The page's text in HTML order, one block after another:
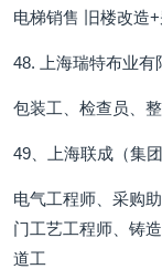
电梯销售 旧楼改造
48. 上海瑞特布业有
包装工、检查员、
49、上海联成（集
电气工程师、采购
门工艺工程师、铸
道工